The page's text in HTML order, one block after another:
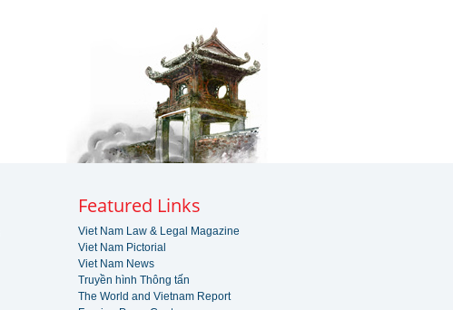
Featured Links
Viet Nam Law & Legal Magazine
Viet Nam Pictorial
Viet Nam News
Truyền hình Thông tấn
The World and Vietnam Report